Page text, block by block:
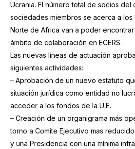
Ucrania. El número total de socios del
sociedades miembros se acerca a los
Norte de Africa van a poder
ámbito de colaboración en ECERS.
Las nuevas líneas de actuación
siguientes actividades:
– Aprobación de un nuevo estatuto
situación jurídica como entidad no
acceder a los fondos de la U.E.
– Creación de un organigrama más
torno a Comite Ejecutivo mas
y una Presidencia con una mínima